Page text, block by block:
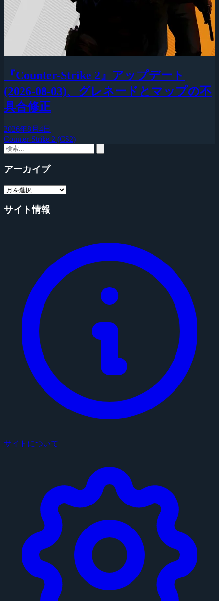
『Counter-Strike 2』アップデート
(2026-08-03)、グレネードとマップの不
具合修正
2026年8月4日
Counter-Strike 2 (CS2)
アーカイブ
サイト情報
サイトについて